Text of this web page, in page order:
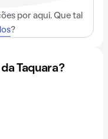
por aqui. Que tal
?
Taquara?